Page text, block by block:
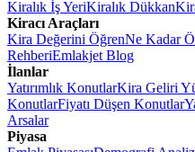
Kiralık İş YeriKiralık Dükkan
Kiracı Araçları
Kira Değerini ÖğrenNe Kadar
RehberiEmlakjet Blog
İlanlar
Yatırımlık KonutlarKira Geliri
KonutlarFiyatı Düşen Konutlar
Arsalar
Piyasa